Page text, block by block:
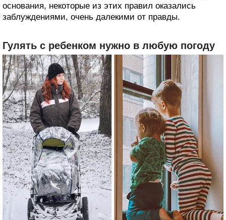
основания, некоторые из этих правил оказались
заблуждениями, очень далекими от правды.
Гулять с ребенком нужно в любую погоду